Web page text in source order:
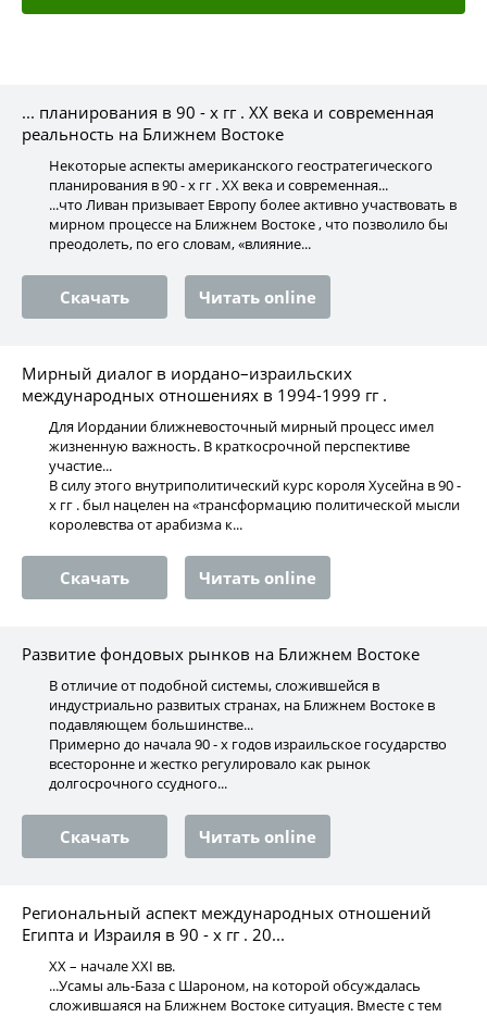
... планирования в 90 - х гг . ХХ века и современная
реальность на Ближнем Востоке
Некоторые аспекты американского геостратегического
планирования в 90 - х гг . ХХ века и современная...
...что Ливан призывает Европу более активно участвовать в
мирном процессе на Ближнем Востоке , что позволило бы
преодолеть, по его словам, «влияние...
Скачать Читать online
Мирный диалог в иордано–израильских
международных отношениях в 1994-1999 гг .
Для Иордании ближневосточный мирный процесс имел
жизненную важность. В краткосрочной перспективе
участие...
В силу этого внутриполитический курс короля Хусейна в 90 -
х гг . был нацелен на «трансформацию политической мысли
королевства от арабизма к...
Скачать Читать online
Развитие фондовых рынков на Ближнем Востоке
В отличие от подобной системы, сложившейся в
индустриально развитых странах, на Ближнем Востоке в
подавляющем большинстве...
Примерно до начала 90 - х годов израильское государство
всесторонне и жестко регулировало как рынок
долгосрочного ссудного...
Скачать Читать online
Региональный аспект международных отношений
Египта и Израиля в 90 - х гг . 20...
XX – начале XXI вв.
...Усамы аль-База с Шароном, на которой обсуждалась
сложившаяся на Ближнем Востоке ситуация. Вместе с тем